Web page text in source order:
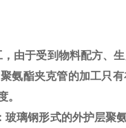
由于受到物料配方、
氨酯夹克管的加工只
。
璃钢形式的外护层聚